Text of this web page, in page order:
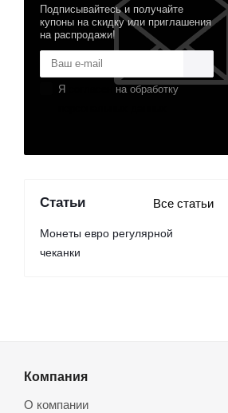
Подписывайтесь и получайте
купоны на скидку или приглашения
на распродажи!
Я
на обработку
Статьи Все статьи
Монеты евро регулярной
чеканки
Компания
О компании